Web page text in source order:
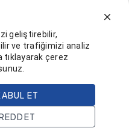
Projeler Hesap
geliştirebilir,
ve trafiğimizi analiz
tıklayarak çerez
ET